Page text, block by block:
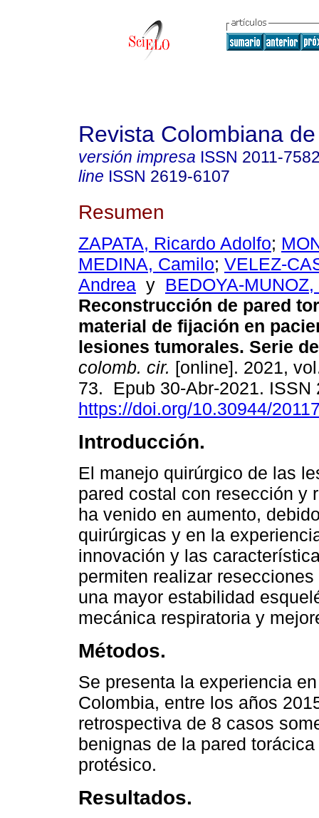
Revista Colombiana
versión impresa ISSN 2011-
line ISSN 2619-6107
Resumen
ZAPATA, Ricardo Adolfo;
MEDINA, Camilo; VELEZ-
Andrea y BEDOYA-
Reconstrucción de pared
material de fijación en
lesiones tumorales. Serie
colomb. cir. [online]. 2021,
73. Epub 30-Abr-2021. ISSN
https://doi.org/10.30944/
Introducción.
El manejo quirúrgico de las
pared costal con resección y
ha venido en aumento,
quirúrgicas y en la
innovación y las
permiten realizar
una mayor estabilidad
mecánica respiratoria y
Métodos.
Se presenta la experiencia
Colombia, entre los años
retrospectiva de 8 casos
benignas de la pared
protésico.
Resultados.